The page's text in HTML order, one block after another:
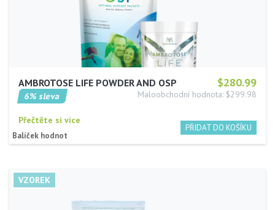
$280.99
AMBROTOSE LIFE POWDER AND OSP
Maloobchodní hodnota: $299.98
6% sleva
Přečtěte si více
Balíček hodnot